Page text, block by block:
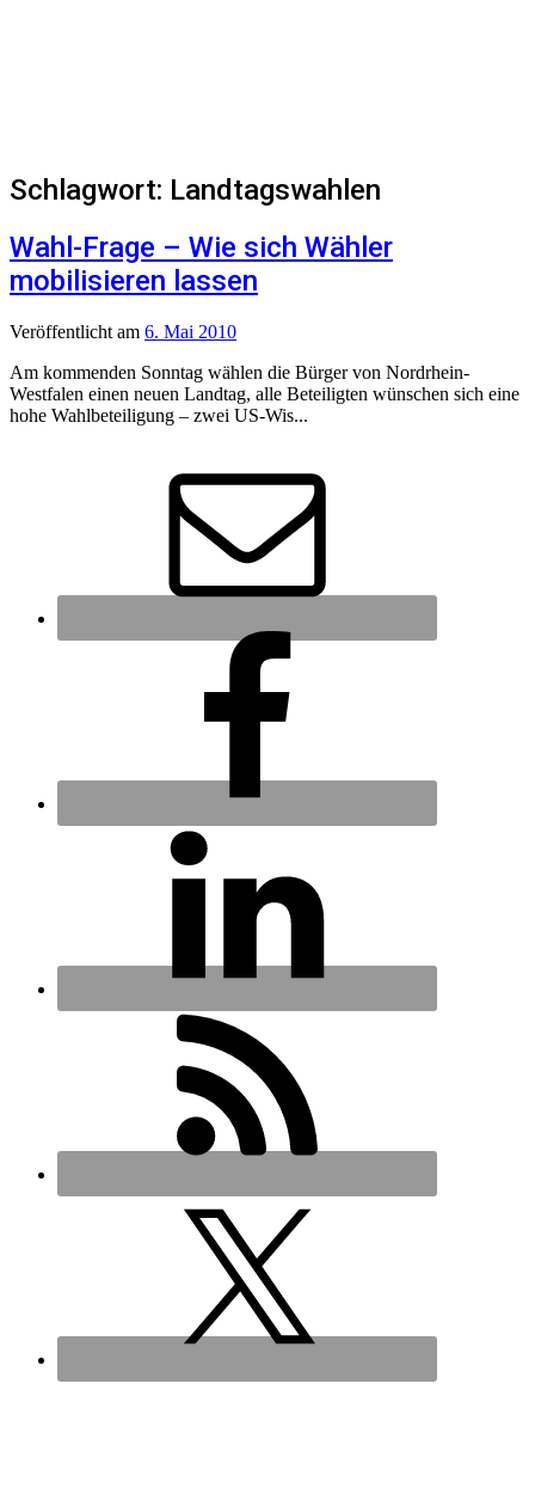
Schlagwort: Landtagswahlen
Wahl-Frage – Wie sich Wähler
mobilisieren lassen
Veröffentlicht am 6. Mai 2010
Am kommenden Sonntag wählen die Bürger von Nordrhein-
Westfalen einen neuen Landtag, alle Beteiligten wünschen sich eine
hohe Wahlbeteiligung – zwei US-Wis...